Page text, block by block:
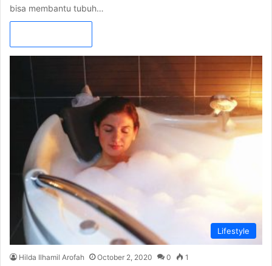
bisa membantu tubuh…
Lifestyle
Hilda Ilhamil Arofah October 2, 2020 0 1